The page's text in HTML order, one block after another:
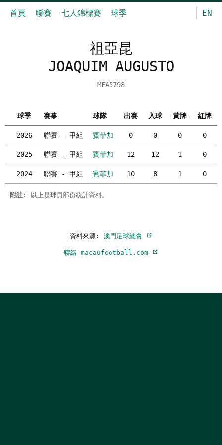
首頁 聯賽 七人錦標賽 球季 EN
祖亞昆
JOAQUIM AUGUSTO
MFA5798
球季 賽事 球隊 出賽 入球 黃牌 紅牌
2026 聯賽 - 甲組 賓菲加 0 0 0 0
2025 聯賽 - 甲組 賓菲加 12 12 1 0
2024 聯賽 - 甲組 賓菲加 10 8 1 0
附註 : 以上是球員部份統計資料。
資料來源: 澳門足球總會
聯絡 macaufootball.com